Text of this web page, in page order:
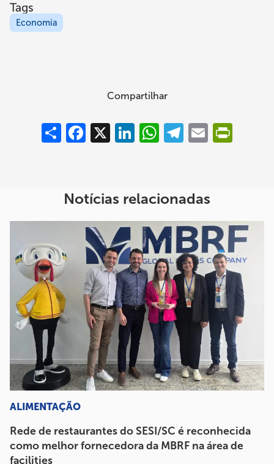
Tags
Economia
Compartilhar
Compartilhar
Facebook
X LinkedInWhatsAppTelegram
Email
Notícias relacionadas
ALIMENTAÇÃO
Rede de restaurantes do SESI/SC é reconhecida
como melhor fornecedora da MBRF na área de
facilities